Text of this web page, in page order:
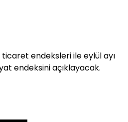
ticaret endeksleri ile eylül ayı
endeksini açıklayacak.